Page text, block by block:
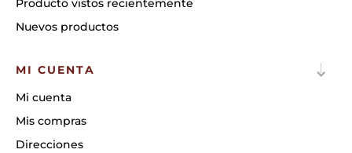
Producto vistos recientemente
Nuevos productos
MI CUENTA
Mi cuenta
Mis compras
Direcciones